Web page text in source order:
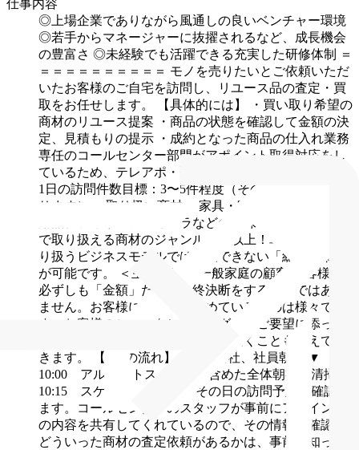
仕事内容
◎上場企業でありながら風通しの良いベンチャー環境
◎若手からマネージャーに抜擢されるなど、成長機会
の豊富さ ◎未経験でも活躍できる充実した研修体制
＝
＝＝＝＝＝＝＝＝＝＝ モノを売りたいとご依頼いただ
いたお客様のご自宅を訪問し、リユース品の査定・買
取をお任せします。
【具体的には】
・買い取り希望の
商材のリユース提案
・商品の状態を確認して金額の決
定、見積もりの提示
・成約となった商品の仕入れ業務
専任のコールセンター部門がアポイント取得対応をし
ているため、テレアポ・飛び込みは一切ありません。
1日の訪問件数目標：3〜5件程度（その日の案件数によ
ります）
＜取り扱い商材＞
家具・家電・PCなどの日
用品、フィギュア・カメラなどの趣味嗜好品など
で取り扱える商材のジャンルは30以上！単一商材を取
り扱うビジネスモデルでは経験できない「総合提案」
が可能です。
＜主な顧客＞ 一般家庭の顧客
お客様は
必ずしも「金額」だけで最終決断をするわけではあり
ません。お客様によって、求めているものは様々で
す。お客様のご要望をヒアリングし、ご要望に添った
提案ができれば追加でご依頼いただくことも増えてい
きます。
【1日の流れ】 9:45 出社、社員朝礼
▼
10:00 アルバイトスタッフを含めた全体朝礼、清掃
10:15 スケジュール確認：その日の訪問予定を確認し
ます。コールセンターのスタッフが事前にアポイント
の内容を共有してくれているので、その情報を確認。
どういった商材の査定依頼があるかは、事前に知った